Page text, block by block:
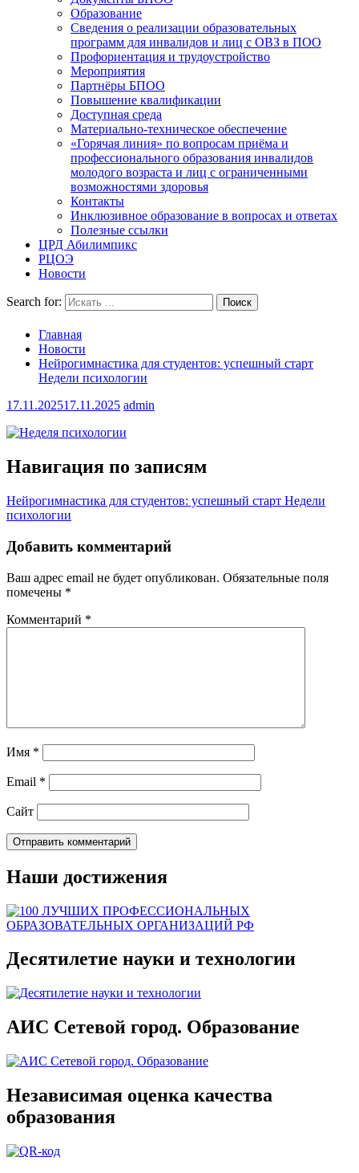
Образование
Сведения о реализации образовательных
программ для инвалидов и лиц с ОВЗ в ПОО
Профориентация и трудоустройство
Мероприятия
Партнёры БПОО
Повышение квалификации
Доступная среда
Материально-техническое обеспечение
«Горячая линия» по вопросам приёма и
профессионального образования инвалидов
молодого возраста и лиц с ограниченными
возможностями здоровья
Контакты
Инклюзивное образование в вопросах и ответах
Полезные ссылки
ЦРД Абилимпикс
РЦОЭ
Новости
Search for:
Главная
Новости
Нейрогимнастика для студентов: успешный старт
Недели психологии
17.11.202517.11.2025 admin
Навигация по записям
Нейрогимнастика для студентов: успешный старт Недели
психологии
Добавить комментарий
Ваш адрес email не будет опубликован. Обязательные поля
помечены *
Комментарий *
Имя *
Email *
Сайт
Наши достижения
Десятилетие науки и технологии
АИС Сетевой город. Образование
Независимая оценка качества
образования